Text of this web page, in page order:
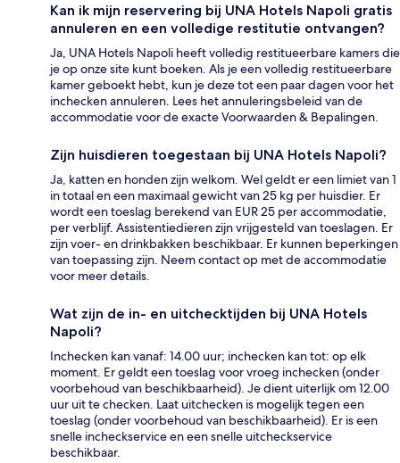
Kan ik mijn reservering bij UNA Hotels Napoli gratis
annuleren en een volledige restitutie ontvangen?
Ja, UNA Hotels Napoli heeft volledig restitueerbare kamers die
je op onze site kunt boeken. Als je een volledig restitueerbare
kamer geboekt hebt, kun je deze tot een paar dagen voor het
inchecken annuleren. Lees het annuleringsbeleid van de
accommodatie voor de exacte Voorwaarden & Bepalingen.
Zijn huisdieren toegestaan bij UNA Hotels Napoli?
Ja, katten en honden zijn welkom. Wel geldt er een limiet van 1
in totaal en een maximaal gewicht van 25 kg per huisdier. Er
wordt een toeslag berekend van EUR 25 per accommodatie,
per verblijf. Assistentiedieren zijn vrijgesteld van toeslagen. Er
zijn voer- en drinkbakken beschikbaar. Er kunnen beperkingen
van toepassing zijn. Neem contact op met de accommodatie
voor meer details.
Wat zijn de in- en uitchecktijden bij UNA Hotels
Napoli?
Inchecken kan vanaf: 14.00 uur; inchecken kan tot: op elk
moment. Er geldt een toeslag voor vroeg inchecken (onder
voorbehoud van beschikbaarheid). Je dient uiterlijk om 12.00
uur uit te checken. Laat uitchecken is mogelijk tegen een
toeslag (onder voorbehoud van beschikbaarheid). Er is een
snelle incheckservice en een snelle uitcheckservice
beschikbaar.